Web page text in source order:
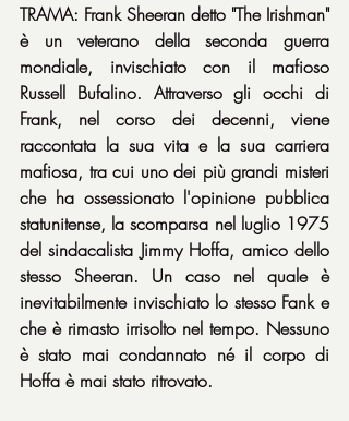
TRAMA: Frank Sheeran detto "The Irishman"
è un veterano della seconda guerra
mondiale, invischiato con il mafioso
Russell Bufalino. Attraverso gli occhi di
Frank, nel corso dei decenni, viene
raccontata la sua vita e la sua carriera
mafiosa, tra cui uno dei più grandi misteri
che ha ossessionato l'opinione pubblica
statunitense, la scomparsa nel luglio 1975
del sindacalista Jimmy Hoffa, amico dello
stesso Sheeran. Un caso nel quale è
inevitabilmente invischiato lo stesso Fank e
che è rimasto irrisolto nel tempo. Nessuno
è stato mai condannato né il corpo di
Hoffa è mai stato ritrovato.